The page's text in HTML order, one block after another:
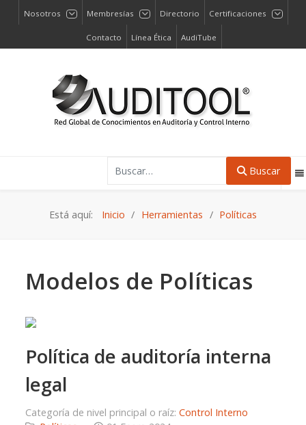
Nosotros Membresías Directorio Certificaciones
Contacto Línea Ética AudiTube
Buscar
Está aquí: Inicio Herramientas Políticas
Modelos de Políticas
Política de auditoría interna
legal
Categoría de nivel principal o raíz: Control Interno